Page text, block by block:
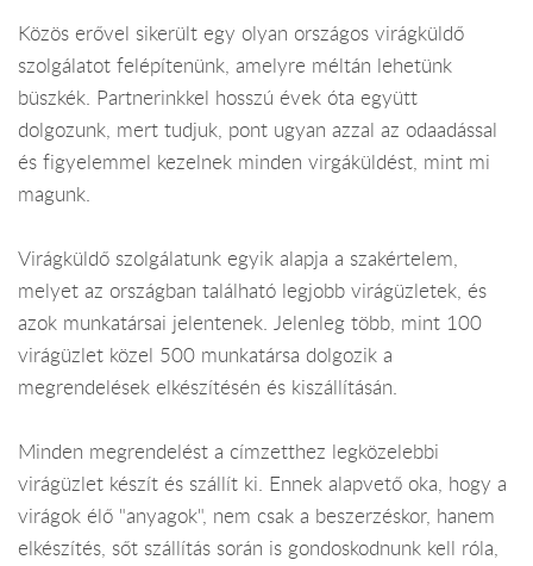
Közös erővel sikerült egy olyan országos virágküldő
szolgálatot felépítenünk, amelyre méltán lehetünk
büszkék. Partnerinkkel hosszú évek óta együtt
dolgozunk, mert tudjuk, pont ugyan azzal az odaadással
és figyelemmel kezelnek minden virgáküldést, mint mi
magunk.
Virágküldő szolgálatunk egyik alapja a szakértelem,
melyet az országban található legjobb virágüzletek, és
azok munkatársai jelentenek. Jelenleg több, mint 100
virágüzlet közel 500 munkatársa dolgozik a
megrendelések elkészítésén és kiszállításán.
Minden megrendelést a címzetthez legközelebbi
virágüzlet készít és szállít ki. Ennek alapvető oka, hogy a
virágok élő "anyagok", nem csak a beszerzéskor, hanem
elkészítés, sőt szállítás során is gondoskodnunk kell róla,